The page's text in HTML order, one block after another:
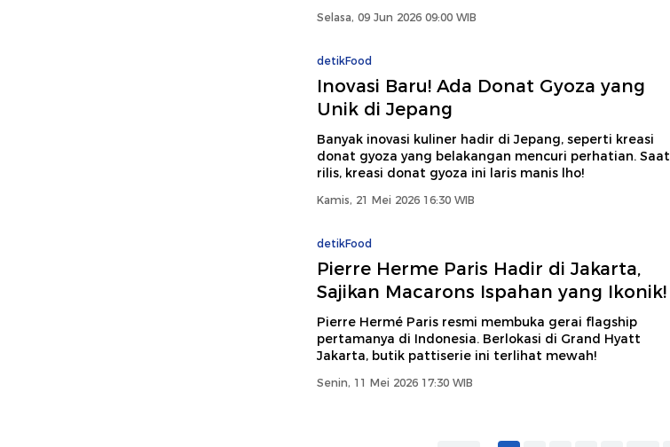
Selasa, 09 Jun 2026 09:00 WIB
detikFood
Inovasi Baru! Ada Donat Gyoza yang
Unik di Jepang
Banyak inovasi kuliner hadir di Jepang, seperti kreasi
donat gyoza yang belakangan mencuri perhatian. Saat
rilis, kreasi donat gyoza ini laris manis lho!
Kamis, 21 Mei 2026 16:30 WIB
detikFood
Pierre Herme Paris Hadir di Jakarta,
Sajikan Macarons Ispahan yang Ikonik!
Pierre Hermé Paris resmi membuka gerai flagship
pertamanya di Indonesia. Berlokasi di Grand Hyatt
Jakarta, butik pattiserie ini terlihat mewah!
Senin, 11 Mei 2026 17:30 WIB